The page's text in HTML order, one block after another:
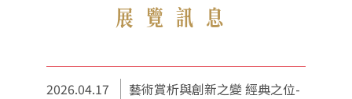
展覽訊息
2026.04.17
藝術賞析與創新之變 經典之位-